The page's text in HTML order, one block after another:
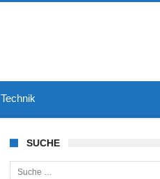
Technik
SUCHE
Suche nach: